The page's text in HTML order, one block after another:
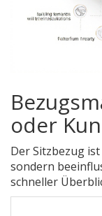
oder
Der Sitzbezug
sondern
schneller